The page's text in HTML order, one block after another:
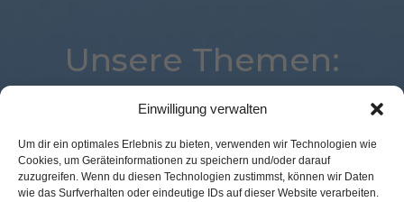
Einwilligung verwalten
Um dir ein optimales Erlebnis zu bieten, verwenden wir Technologien wie
Cookies, um Geräteinformationen zu speichern und/oder darauf
zuzugreifen. Wenn du diesen Technologien zustimmst, können wir Daten
wie das Surfverhalten oder eindeutige IDs auf dieser Website verarbeiten.
Unsere Themen:
Loyalty Digital
Künstliche Intelligenz
Commerce
POS Connect
Marketing
Augmented Reality
Analytics
Location